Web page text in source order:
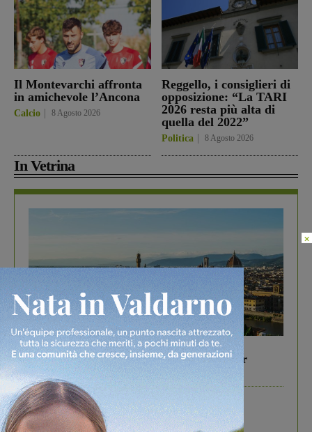
Il Montevarchi affronta
in amichevole l’Ancona
Calcio 8 Agosto 2026
Reggello, i consiglieri di
opposizione: “La TARI
2026 resta più alta di
quella del 2022”
Politica 8 Agosto 2026
In Vetrina
In vetrina 6 Agosto 2026
Gita di famiglia a Firenze: 5 idee per far
divertire i tuoi figli
×